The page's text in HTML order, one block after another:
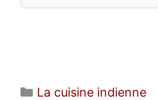
Catégories
La cuisine indienne